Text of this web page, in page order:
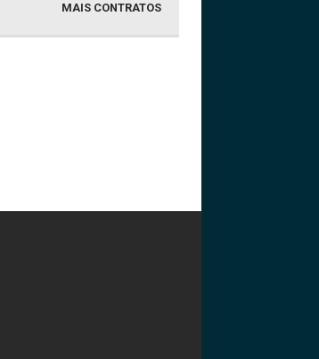
MAIS CONTRATOS